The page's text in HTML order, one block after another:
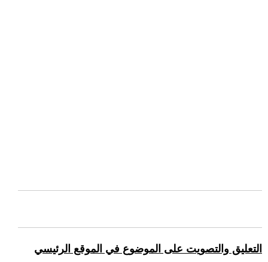
التعليق والتصويت على الموضوع في الموقع الرئيسي